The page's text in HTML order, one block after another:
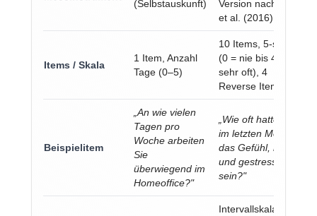
(Selbstauskunft)
Version nach Klein
et al. (2016)
Items / Skala
1 Item, Anzahl
Tage (0–5)
10 Items, 5-stufig
(0 = nie bis 4 =
sehr oft), 4
Reverse Items
Beispielitem
„An wie vielen
Tagen pro
Woche arbeiten
Sie
überwiegend im
Homeoffice?"
„Wie oft hatten Sie
im letzten Monat
das Gefühl, nervös
und gestresst zu
sein?"
Intervallskala